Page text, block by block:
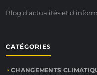
Blog d'actualités et
CATÉGORIES
CHANGEMENTS